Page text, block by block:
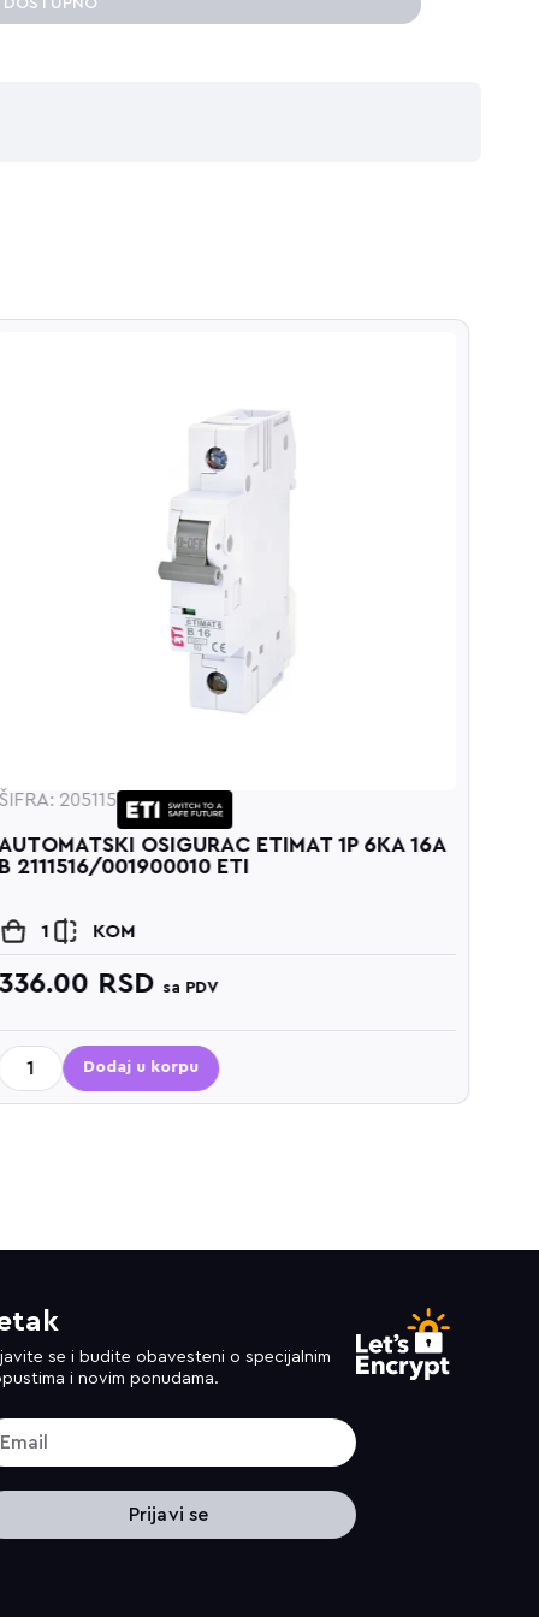
ŠIFRA: 205116
AUTOMATSKI OSIGURAC ETIMAT 1P 6KA 20A
B 2111517/001900011 ETI
1 KOM
336.00RSD sa PDV
Dodaj u korpu
se i budite obavesteni o specijalnim
i novim ponudama.
Prijavi se